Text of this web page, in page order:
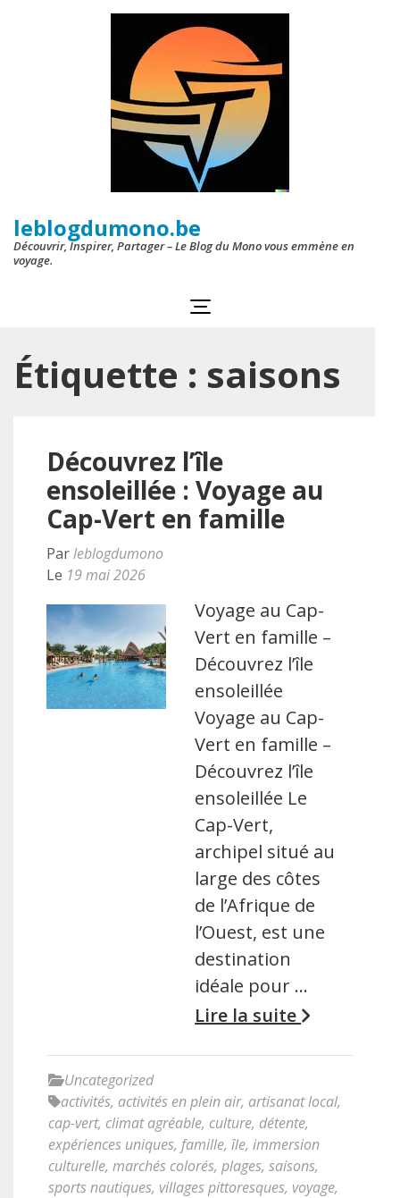
leblogdumono.be
Découvrir, Inspirer, Partager – Le Blog du Mono vous emmène en
voyage.
Étiquette : saisons
Découvrez l’île
ensoleillée : Voyage au
Cap-Vert en famille
Parleblogdumono
Le 19 mai 2026
Voyage au Cap-
Vert en famille –
Découvrez l’île
ensoleillée
Voyage au Cap-
Vert en famille –
Découvrez l’île
ensoleillée Le
Cap-Vert,
archipel situé au
large des côtes
de l’Afrique de
l’Ouest, est une
destination
idéale pour …
Lire la suite
Uncategorized
activités, activités en plein air, artisanat local,
cap-vert, climat agréable, culture, détente,
expériences uniques, famille, île, immersion
culturelle, marchés colorés, plages, saisons,
sports nautiques, villages pittoresques, voyage,